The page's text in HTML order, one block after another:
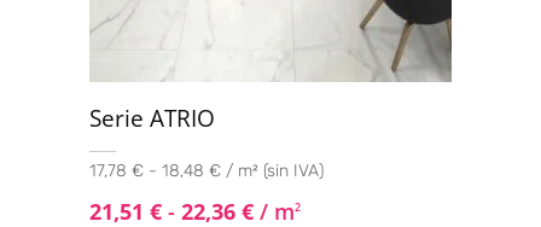
Serie ATRIO
17,78 € - 18,48 € / m² (sin IVA)
21,51 € - 22,36 € / m2